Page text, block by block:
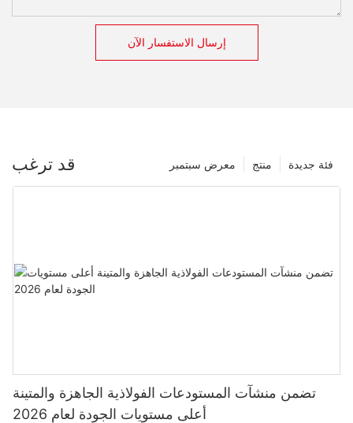
إرسال الاستفسار الآن
قد ترغب فئة جديدة منتج معرض سبتمبر
تضمن منشآت المستودعات الفولاذية الجاهزة والمتينة
أعلى مستويات الجودة لعام 2026